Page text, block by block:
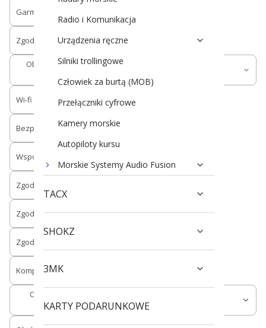
Radio i Komunikacja
Urządzenia ręczne
Silniki trollingowe
Człowiek za burtą (MOB)
Przełączniki cyfrowe
Kamery morskie
Autopiloty kursu
Morskie Systemy Audio Fusion
TACX
SHOKZ
3MK
KARTY PODARUNKOWE
Garmin Quickdraw Contours (batymetria)
Zgodność z aplikacją ActiveCapitan
Obsługa Garmin Helm (Kontrola plotera z poziomu
aplikacji Active Captain)
Wi-fi
Bezprzewodowe łączenie zgodnych ploterów
Współpraca z komunikatorami inReach
Zgodność z NMEA 2000
Zgodność z Garmin Panoptix Livescope
Zgodność z radarami Garmin
Kompatybilność z urządzeniami AIS
Obsługa DSC (wyświetlanie pozycji z radia VHF z
obsługą DSC)